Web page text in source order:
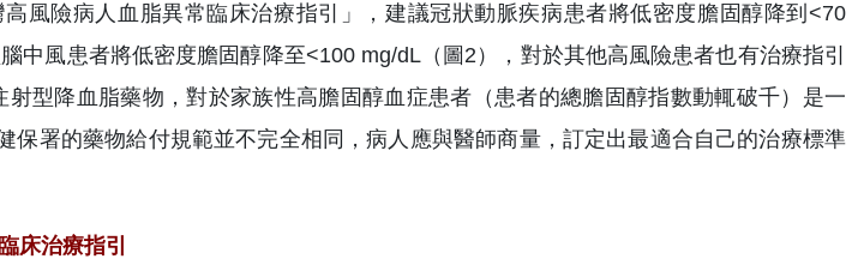
風險病人血脂異常臨床治療指引」，建議冠狀動脈疾病患者將低密度膽固醇降到<70
中風患者將低密度膽固醇降至<100 mg/dL（圖2），對於其他高風險患者也有治療指引
型降血脂藥物，對於家族性高膽固醇血症患者（患者的總膽固醇指數動輒破千）是一
保署的藥物給付規範並不完全相同，病人應與醫師商量，訂定出最適合自己的治療標準
床治療指引